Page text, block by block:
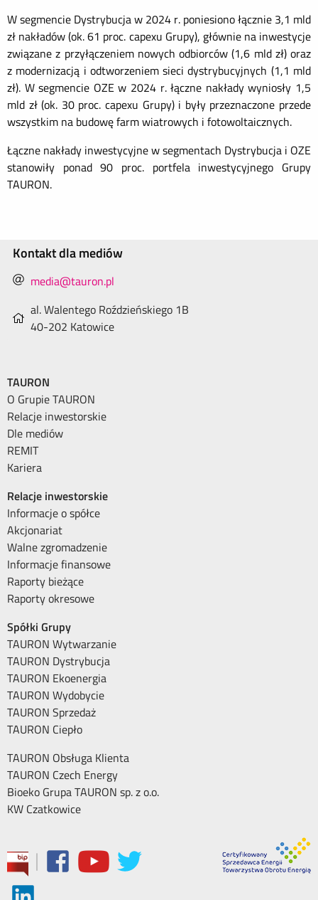
W segmencie Dystrybucja w 2024 r. poniesiono łącznie 3,1 mld
zł nakładów (ok. 61 proc. capexu Grupy), głównie na inwestycje
związane z przyłączeniem nowych odbiorców (1,6 mld zł) oraz
z modernizacją i odtworzeniem sieci dystrybucyjnych (1,1 mld
zł). W segmencie OZE w 2024 r. łączne nakłady wyniosły 1,5
mld zł (ok. 30 proc. capexu Grupy) i były przeznaczone przede
wszystkim na budowę farm wiatrowych i fotowoltaicznych.
Łączne nakłady inwestycyjne w segmentach Dystrybucja i OZE
stanowiły ponad 90 proc. portfela inwestycyjnego Grupy
TAURON.
Kontakt dla mediów
media@tauron.pl
al. Walentego Roździeńskiego 1B
40-202 Katowice
TAURON
O Grupie TAURON
Relacje inwestorskie
Dle mediów
REMIT
Kariera
Relacje inwestorskie
Informacje o spółce
Akcjonariat
Walne zgromadzenie
Informacje finansowe
Raporty bieżące
Raporty okresowe
Spółki Grupy
TAURON Wytwarzanie
TAURON Dystrybucja
TAURON Ekoenergia
TAURON Wydobycie
TAURON Sprzedaż
TAURON Ciepło
TAURON Obsługa Klienta
TAURON Czech Energy
Bioeko Grupa TAURON sp. z o.o.
KW Czatkowice
|